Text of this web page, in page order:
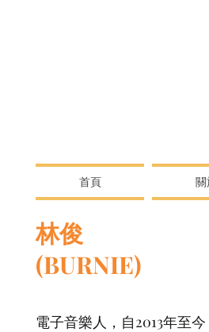
首頁
林俊
(BURNIE)
電子音樂人，自2013年至